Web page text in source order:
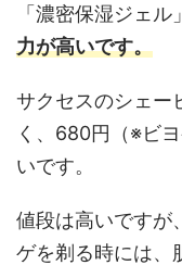
「濃密保湿ジェル
力が高いです。
サクセスのシェー
く、680円（※ビ
いです。
値段は高いですが
ゲを剃る時には、